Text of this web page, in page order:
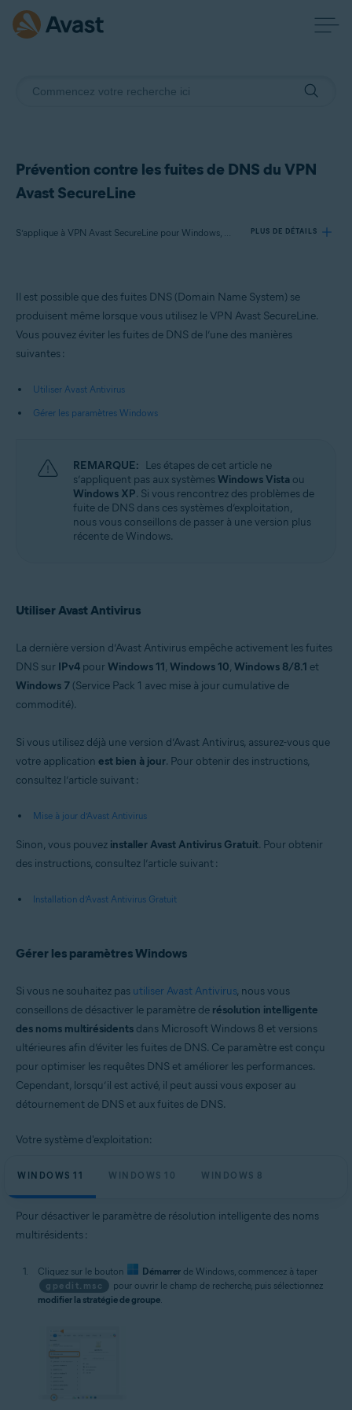
Prévention contre les fuites de DNS du VPN
Avast SecureLine
S’applique à VPN Avast SecureLine pour Windows, Avast Premium Security pour Windows, Avast Antivirus Gratuit pour Windows PLUS DE DÉTAILS
Produits:
VPN Avast SecureLine 5.x pour Windows
Avast Antivirus Gratuit 24.x pour Windows
Microsoft Windows 10 Famille/Pro/Entreprise/Éducation (32/64 bits)
Premium/Professionnel/Entreprise/Édition Intégrale - Service Pack 1
avec mise à jour cumulative de commodité (32/64 bits)
Il est possible que des fuites DNS (Domain Name System) se
produisent même lorsque vous utilisez le VPN Avast SecureLine.
Vous pouvez éviter les fuites de DNS de l’une des manières
suivantes :
Utiliser Avast Antivirus
Gérer les paramètres Windows
REMARQUE: Les étapes de cet article ne
s’appliquent pas aux systèmesWindows Vista ou
Windows XP. Si vous rencontrez des problèmes de
fuite de DNS dans ces systèmes d’exploitation,
nous vous conseillons de passer à une version plus
récente de Windows.
Utiliser Avast Antivirus
La dernière version d’Avast Antivirus empêche activement les fuites
DNS sur IPv4 pourWindows 11, Windows 10, Windows 8/8.1 et
Windows 7 (Service Pack 1 avec mise à jour cumulative de
commodité).
Si vous utilisez déjà une version d’Avast Antivirus, assurez-vous que
votre application est bien à jour. Pour obtenir des instructions,
consultez l’article suivant :
Mise à jour d’Avast Antivirus
Sinon, vous pouvez installer Avast Antivirus Gratuit. Pour obtenir
des instructions, consultez l’article suivant :
Installation d’Avast Antivirus Gratuit
Gérer les paramètres Windows
Si vous ne souhaitez pas utiliser Avast Antivirus, nous vous
conseillons de désactiver le paramètre de résolution intelligente
des noms multirésidents dans Microsoft Windows 8 et versions
ultérieures afin d’éviter les fuites de DNS. Ce paramètre est conçu
pour optimiser les requêtes DNS et améliorer les performances.
Cependant, lorsqu’il est activé, il peut aussi vous exposer au
détournement de DNS et aux fuites de DNS.
Votre système d'exploitation:
WINDOWS 11 WINDOWS 10 WINDOWS 8
Pour désactiver le paramètre de résolution intelligente des noms
multirésidents :
Cliquez sur le bouton Démarrer de Windows, commencez à taper
gpedit.msc
pour ouvrir le champ de recherche, puis sélectionnez
modifier la stratégie de groupe.